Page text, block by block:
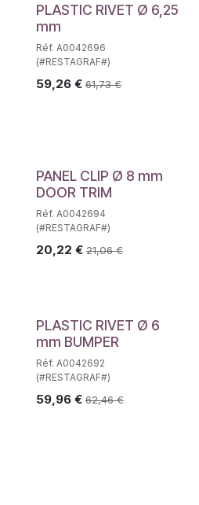
PLASTIC RIVET Ø 6,25
mm
Réf. A0042696
(#RESTAGRAF#)
59,26€ 61,73€
PANEL CLIP Ø 8 mm
DOOR TRIM
Réf. A0042694
(#RESTAGRAF#)
20,22 € 21,06€
PLASTIC RIVET Ø 6
mm BUMPER
Réf. A0042692
(#RESTAGRAF#)
59,96€ 62,46€